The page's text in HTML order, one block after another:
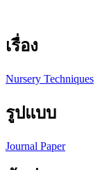
เรื่อง
Nursery Techniques
รูปแบบ
Journal Paper